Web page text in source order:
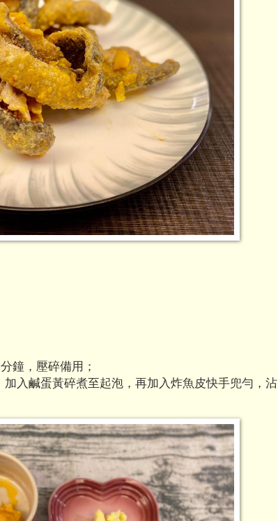
分鐘，壓碎備用；
入鹹蛋黃碎煮至起泡，再加入炸魚皮快手兜勻，沾